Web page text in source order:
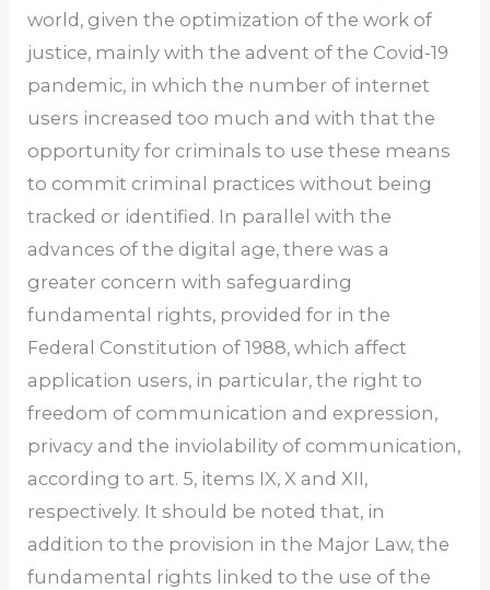
world, given the optimization of the work of
justice, mainly with the advent of the Covid-19
pandemic, in which the number of internet
users increased too much and with that the
opportunity for criminals to use these means
to commit criminal practices without being
tracked or identified. In parallel with the
advances of the digital age, there was a
greater concern with safeguarding
fundamental rights, provided for in the
Federal Constitution of 1988, which affect
application users, in particular, the right to
freedom of communication and expression,
privacy and the inviolability of communication,
according to art. 5, items IX, X and XII,
respectively. It should be noted that, in
addition to the provision in the Major Law, the
fundamental rights linked to the use of the